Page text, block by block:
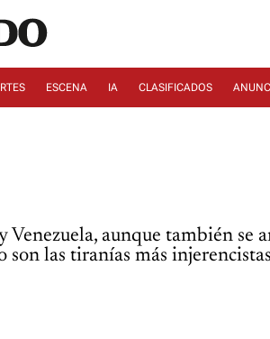
ESCENA IA CLASIFICADOS
aunque también se
las tiranías más